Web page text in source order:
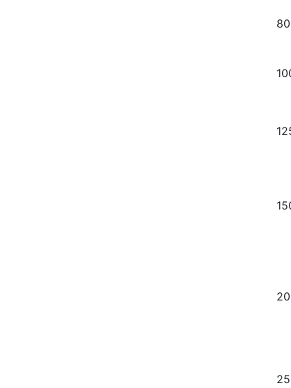
80